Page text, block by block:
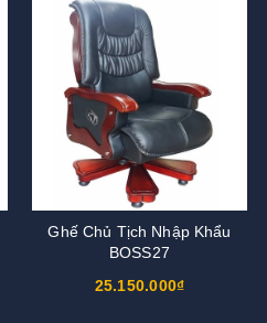
Ghế Chủ Tịch Nhập Khẩu
BOSS27
25.150.000₫